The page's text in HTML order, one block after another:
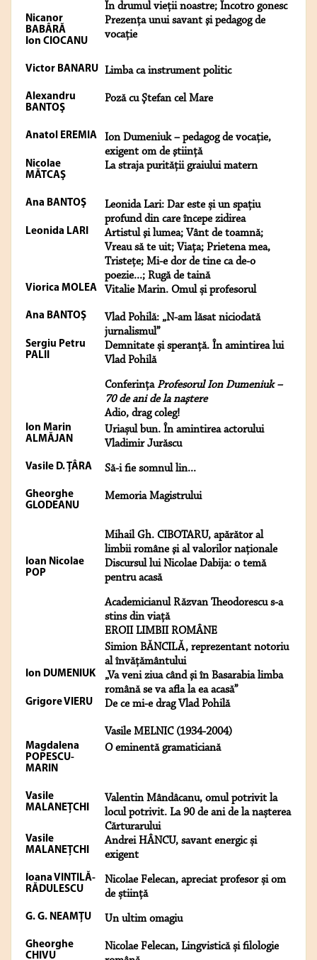
În drumul vieții noastre; Încotro gonesc
Nicanor
BABÂRĂ
Ion CIOCANU
Prezenţa unui savant şi pedagog de
vocaţie
Victor BANARU Limba ca instrument politic
Alexandru
BANTOŞ
Poză cu Ştefan cel Mare
Anatol EREMIA
Ion Dumeniuk – pedagog de vocaţie,
exigent om de ştiinţă
Nicolae
MĂTCAŞ
La straja purităţii graiului matern
Ana BANTOŞ
Leonida Lari: Dar este și un spațiu
profund din care începe zidirea
Leonida LARI
Artistul şi lumea; Vânt de toamnă;
Vreau să te uit; Viaţa; Prietena mea,
Tristeţe; Mi-e dor de tine ca de-o
poezie...; Rugă de taină
Viorica MOLEA Vitalie Marin. Omul și profesorul
Ana BANTOŞ
Vlad Pohilă: „N-am lăsat niciodată
jurnalismul”
Sergiu Petru
PALII
Demnitate și speranță. În amintirea lui
Vlad Pohilă
ConferinţaProfesorul Ion Dumeniuk –
70 de ani de la naştere
Adio, drag coleg!
Ion Marin
ALMĂJAN
Uriașul bun. În amintirea actorului
Vladimir Jurăscu
Vasile D. ȚÂRA Să-i fie somnul lin...
Gheorghe
GLODEANU
Memoria Magistrului
Mihail Gh. CIBOTARU, apărător al
limbii române şi al valorilor naţionale
Ioan Nicolae
POP
Discursul lui Nicolae Dabija: o temă
pentru acasă
Academicianul Răzvan Theodorescu s-a
stins din viață
EROII LIMBII ROMÂNE
Simion BĂNCILĂ, reprezentant notoriu
al învățământului
Ion DUMENIUK
„Va veni ziua când şi în Basarabia limba
română se va afla la ea acasă”
Grigore VIERU De ce mi-e drag Vlad Pohilă
Vasile MELNIC (1934-2004)
Magdalena
POPESCU-
MARIN
O eminentă gramaticiană
Vasile
MALANEŢCHI
Valentin Mândâcanu, omul potrivit la
locul potrivit. La 90 de ani de la nașterea
Cărturarului
Vasile
MALANEŢCHI
Andrei HÂNCU, savant energic și
exigent
Ioana VINTILĂ-
RĂDULESCU
Nicolae Felecan, apreciat profesor și om
de știință
G. G. NEAMȚU Un ultim omagiu
Gheorghe
CHIVU
Nicolae Felecan, Lingvistică și filologie